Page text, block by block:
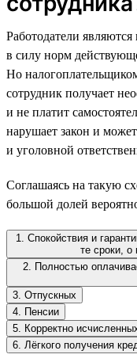
Работодатели
в силу норм
Но
сотрудник получает
и не платит
нарушает закон и
и уголовной
Соглашаясь на такую
большой долей
1. Спокойствия и
те сроки, о
2. Полностью
3. Отпускных
4. Пенсии
5. Корректно
6. Лёгкого получения